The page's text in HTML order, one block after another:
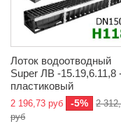
Лоток водоотводный
Super ЛВ -15.19,6.11,8
пластиковый
2 196,73 руб -5%
2
руб